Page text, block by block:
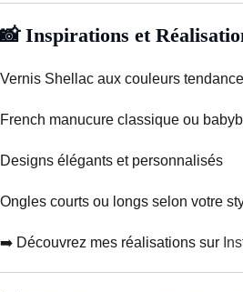
📸 Inspirations et
Vernis Shellac aux couleurs
French manucure classique ou
Designs élégants et personnalisés
Ongles courts ou longs selon votre
➡️ Découvrez mes réalisations sur